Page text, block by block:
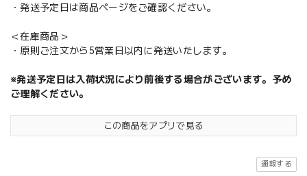
・発送予定日は商品ページをご確認ください。
＜在庫商品＞
・原則ご注文から5営業日以内に発送いたします。
※発送予定日は入荷状況により前後する場合がございます。予め
ご理解ください。
この商品をアプリで見る
通報する